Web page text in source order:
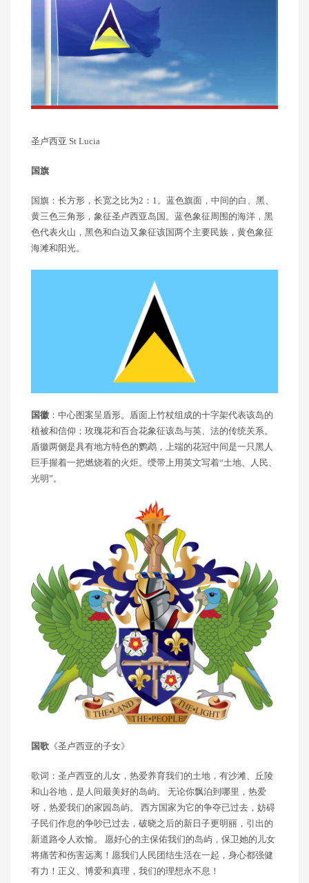
圣卢西亚 St Lucia
国旗
国旗：长方形，长宽之比为2：1。蓝色旗面，中间的白、黑、
黄三色三角形，象征圣卢西亚岛国。蓝色象征周围的海洋，黑
色代表火山，黑色和白边又象征该国两个主要民族，黄色象征
海滩和阳光。
国徽 ：中心图案呈盾形。盾面上竹杖组成的十字架代表该岛的
植被和信仰；玫瑰花和百合花象征该岛与英、法的传统关系。
盾徽两侧是具有地方特色的鹦鹉，上端的花冠中间是一只黑人
巨手握着一把燃烧着的火炬。绶带上用英文写着“土地、人民、
光明”。
国歌 《圣卢西亚的子女》
歌词：圣卢西亚的儿女，热爱养育我们的土地，有沙滩、丘陵
和山谷地，是人间最美好的岛屿。 无论你飘泊到哪里，热爱
呀，热爱我们的家园岛屿。 西方国家为它的争夺已过去，妨碍
子民们作息的争吵已过去，破晓之后的新日子更明丽，引出的
新道路令人欢愉。 愿好心的主保佑我们的岛屿，保卫她的儿女
将痛苦和伤害远离！愿我们人民团结生活在一起，身心都强健
有力！正义、博爱和真理，我们的理想永不息！